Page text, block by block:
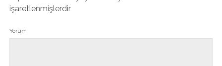
işaretlenmişlerdir
Yorum